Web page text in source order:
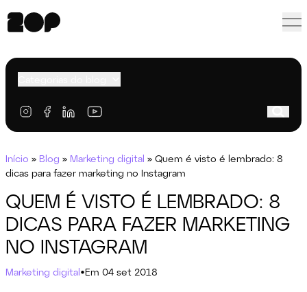
Início » Blog » Marketing digital »Quem é visto é lembrado: 8
dicas para fazer marketing no Instagram
QUEM É VISTO É LEMBRADO: 8
DICAS PARA FAZER MARKETING
NO INSTAGRAM
Marketing digital•Em 04 set 2018